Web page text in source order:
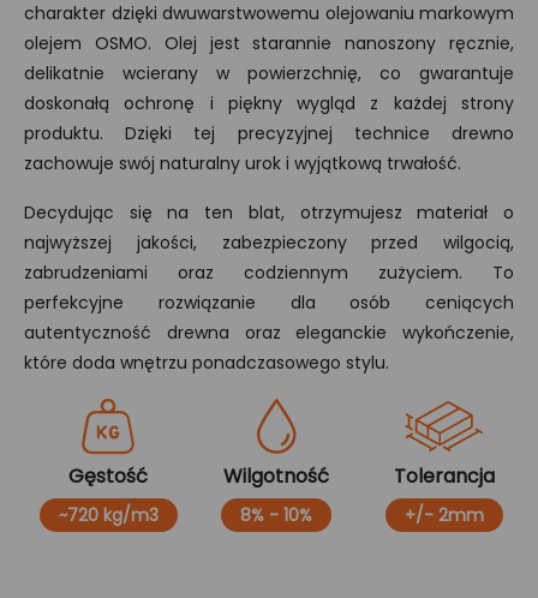
charakter dzięki dwuwarstwowemu olejowaniu markowym
olejem OSMO. Olej jest starannie nanoszony ręcznie,
delikatnie wcierany w powierzchnię, co gwarantuje
doskonałą ochronę i piękny wygląd z każdej strony
produktu. Dzięki tej precyzyjnej technice drewno
zachowuje swój naturalny urok i wyjątkową trwałość.
Decydując się na ten blat, otrzymujesz materiał o
najwyższej jakości, zabezpieczony przed wilgocią,
zabrudzeniami oraz codziennym zużyciem. To
perfekcyjne rozwiązanie dla osób ceniących
autentyczność drewna oraz eleganckie wykończenie,
które doda wnętrzu ponadczasowego stylu.
Gęstość
~720 kg/m3
Wilgotność
8% - 10%
Tolerancja
+/- 2mm